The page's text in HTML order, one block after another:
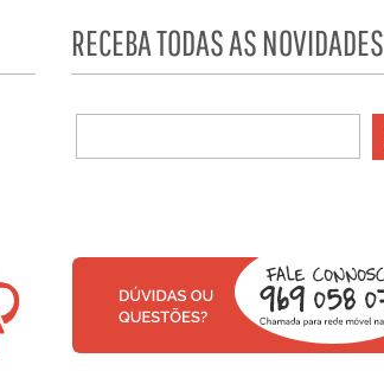
RECEBA TODAS AS NOVIDADES